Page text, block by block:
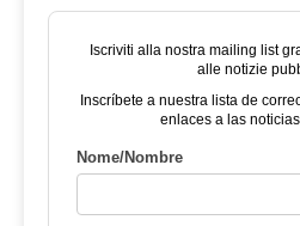
Iscriviti alla nostra mailing list
alle notizie
Inscríbete a nuestra lista de
enlaces a las
Nome/Nombre